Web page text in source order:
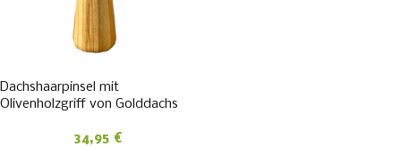
Dachshaarpinsel mit
Olivenholzgriff von Golddachs
34,95 €